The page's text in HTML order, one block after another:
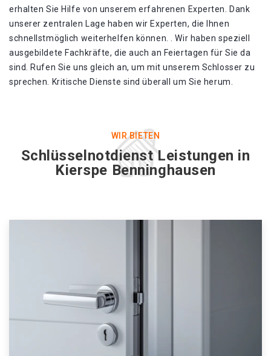
erhalten Sie Hilfe von unserem erfahrenen Experten. Dank
unserer zentralen Lage haben wir Experten, die Ihnen
schnellstmöglich weiterhelfen können. . Wir haben speziell
ausgebildete Fachkräfte, die auch an Feiertagen für Sie da
sind. Rufen Sie uns gleich an, um mit unserem Schlosser zu
sprechen. Kritische Dienste sind überall um Sie herum.
WIR BIETEN
Schlüsselnotdienst Leistungen in
Kierspe Benninghausen